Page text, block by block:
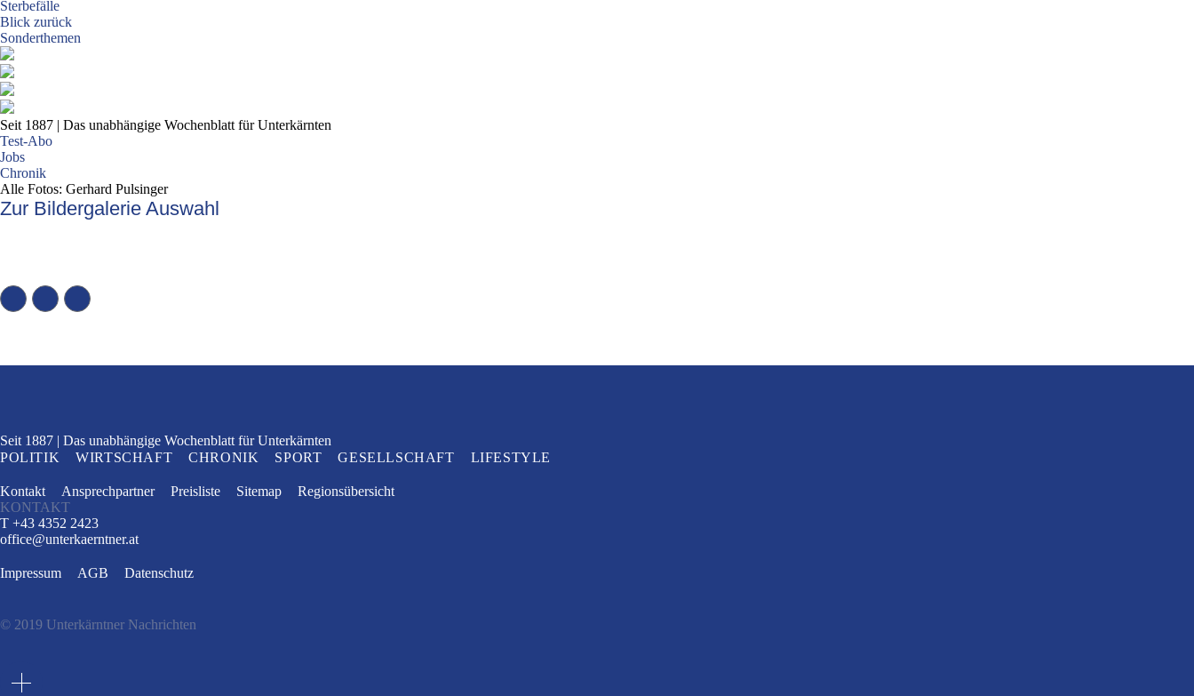
Sterbefälle
Blick zurück
Sonderthemen
Seit 1887 | Das unabhängige Wochenblatt für Unterkärnten
Test-Abo
Jobs
Chronik
Alle Fotos: Gerhard Pulsinger
Zur Bildergalerie Auswahl
Seit 1887 Das unabhängige Wochenblatt für Unterkärnten
POLITIK
WIRTSCHAFT CHRONIK SPORT GESELLSCHAFT LIFESTYLE
Kontakt Ansprechpartner Preisliste Sitemap
Regionsübersicht
KONTAKT
T +43 4352 2423
office@unterkaerntner.at
Impressum AGB Datenschutz
© 2019 Unterkärntner Nachrichten